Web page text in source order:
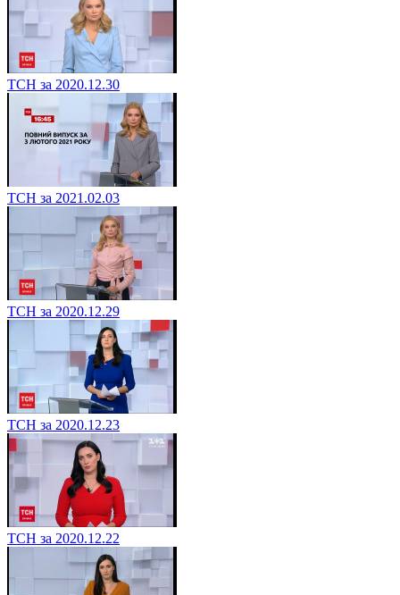
ТСН за 2020.12.30
ТСН за 2021.02.03
ТСН за 2020.12.29
ТСН за 2020.12.23
ТСН за 2020.12.22